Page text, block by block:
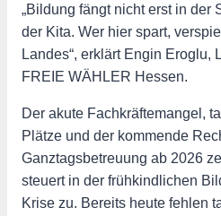
„Bildung fängt nicht erst in der
der Kita. Wer hier spart,
Landes“, erklärt Engin Eroglu,
FREIE WÄHLER Hessen.
Der akute Fachkräftemangel,
Plätze und der kommende
Ganztagsbetreuung ab 2026
steuert in der frühkindlichen
Krise zu. Bereits heute fehlen